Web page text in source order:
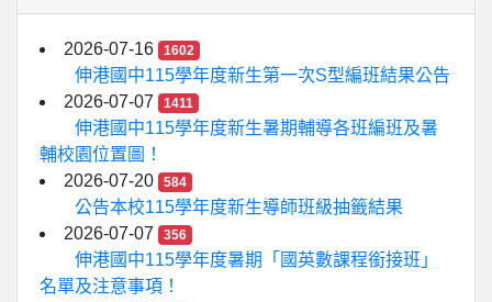
2026-07-16 1602
伸港國中115學年度新生第一次S型編班結果公告
2026-07-07
1411
伸港國中115學年度新生暑期輔導各班編班及暑
輔校園位置圖！
2026-07-20
584
公告本校115學年度新生導師班級抽籤結果
2026-07-07
356
伸港國中115學年度暑期「國英數課程銜接班」
名單及注意事項！